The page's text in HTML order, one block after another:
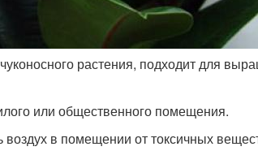
растения, подходит для
или общественного помещения.
в помещении от токсичных